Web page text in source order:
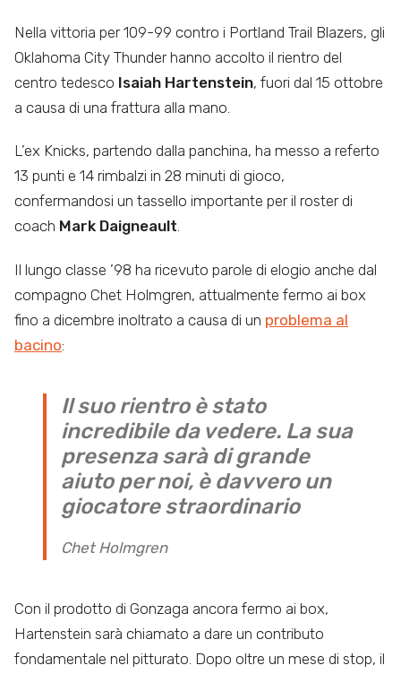
Nella vittoria per 109-99 contro i Portland Trail Blazers, gli
Oklahoma City Thunder hanno accolto il rientro del
centro tedesco Isaiah Hartenstein, fuori dal 15 ottobre
a causa di una frattura alla mano.
L’ex Knicks, partendo dalla panchina, ha messo a referto
13 punti e 14 rimbalzi in 28 minuti di gioco,
confermandosi un tassello importante per il roster di
coach Mark Daigneault.
Il lungo classe ’98 ha ricevuto parole di elogio anche dal
compagno Chet Holmgren, attualmente fermo ai box
fino a dicembre inoltrato a causa di un problema al
bacino:
Il suo rientro è stato
incredibile da vedere. La sua
presenza sarà di grande
aiuto per noi, è davvero un
giocatore straordinario
Chet Holmgren
Con il prodotto di Gonzaga ancora fermo ai box,
Hartenstein sarà chiamato a dare un contributo
fondamentale nel pitturato. Dopo oltre un mese di stop, il